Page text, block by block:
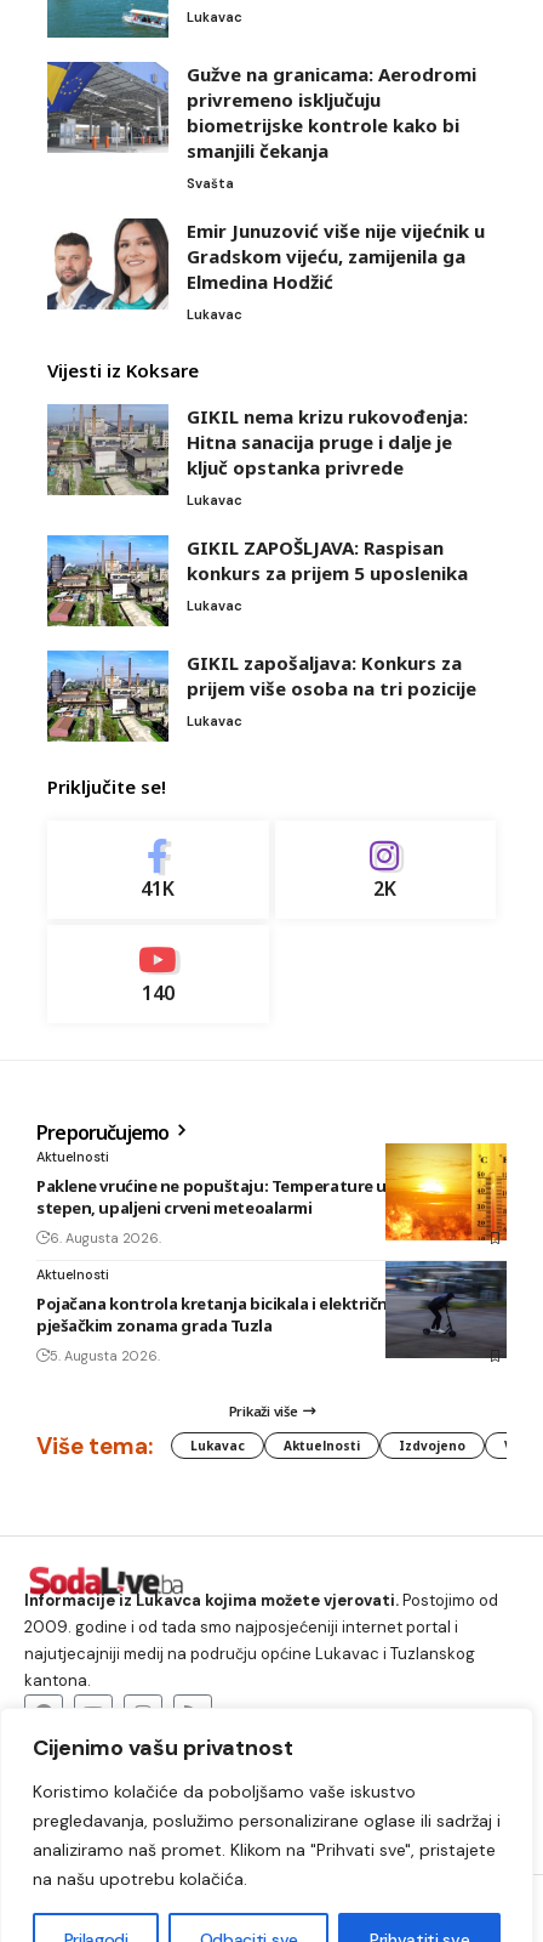
Cijenimo vašu privatnost
Koristimo kolačiće da poboljšamo vaše iskustvo
pregledavanja, poslužimo personalizirane oglase ili sadržaj i
analiziramo naš promet. Klikom na "Prihvati sve", pristajete
na našu upotrebu kolačića.
Lukavac
Gužve na granicama: Aerodromi
privremeno isključuju
biometrijske kontrole kako bi
smanjili čekanja
Svašta
Emir Junuzović više nije vijećnik u
Gradskom vijeću, zamijenila ga
Elmedina Hodžić
Lukavac
Vijesti iz Koksare
GIKIL nema krizu rukovođenja:
Hitna sanacija pruge i dalje je
ključ opstanka privrede
Lukavac
GIKIL ZAPOŠLJAVA: Raspisan
konkurs za prijem 5 uposlenika
Lukavac
GIKIL zapošaljava: Konkurs za
prijem više osoba na tri pozicije
Lukavac
Priključite se!
41K 2K
140
Preporučujemo
Aktuelnosti
Paklene vrućine ne popuštaju: Temperature u BiH i do 41
stepen, upaljeni crveni meteoalarmi
6. Augusta 2026.
Aktuelnosti
Pojačana kontrola kretanja bicikala i električnih romobila u
pješačkim zonama grada Tuzla
5. Augusta 2026.
Prikaži više
Više tema: Lukavac Aktuelnosti Izdvojeno
Informacije iz Lukavca kojima možete vjerovati.Postojimo od
2009. godine i od tada smo najposjećeniji internet portal i
najutjecajniji medij na području općine Lukavac i Tuzlanskog
kantona.
Lukavac Društvo Crna hronika
Sport
Kultura
Kolumne Slobodno vrijeme